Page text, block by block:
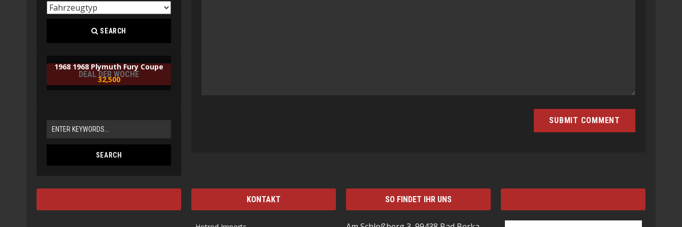
SEARCH
DEAL DER WOCHE
1968 1968 Plymuth Fury Coupe
32,500
KONTAKT SO FINDET IHR UNS